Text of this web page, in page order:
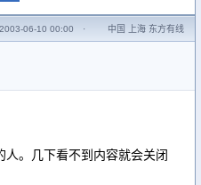
06-10 00:00 · 中国 上海 东方有线
。几下看不到内容就会关闭